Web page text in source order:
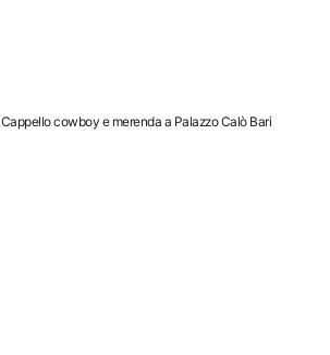
Cappello cowboy e merenda a Palazzo Calò Bari